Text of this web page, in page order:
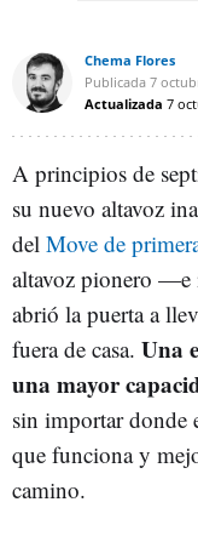
Chema Flores
Publicada 7
Actualizada 7
A principios de
su nuevo altavoz
del Move de
altavoz pionero —e
abrió la puerta a
fuera de casa. Una
una mayor
sin importar donde
que funciona y
camino.